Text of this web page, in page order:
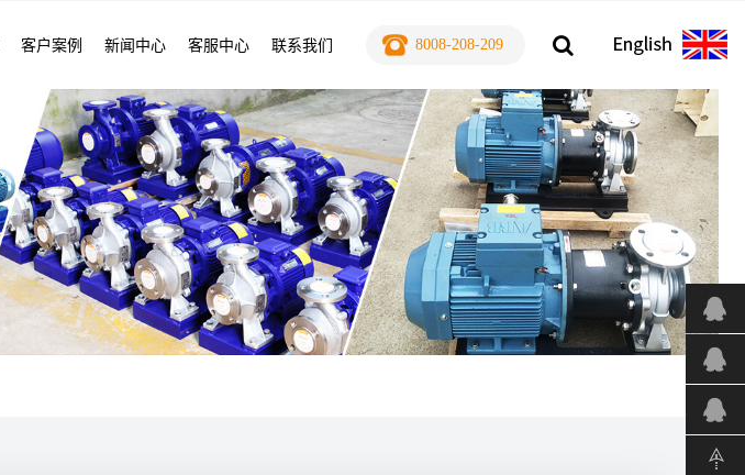
8008-208-209
客户案例 新闻中心 客服中心 联系我们